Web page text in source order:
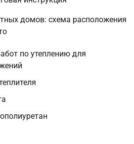
домов: схема расположения
по утеплению для